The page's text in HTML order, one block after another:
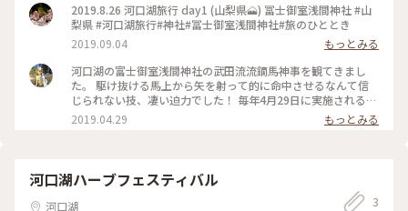
2019.8.26 河口湖旅行 day1 (山梨県🗻) 冨士御室浅間神社 #山
梨県 #河口湖旅行#神社#冨士御室浅間神社#旅のひととき
2019.09.04
もっとみる
河口湖の富士御室浅間神社の武田流流鏑馬神事を観てきまし
た。 駆け抜ける馬上から矢を射って的に命中させるなんて信
じられない技、凄い迫力でした！ 毎年4月29日に実施されるそ
うです。 #河口湖#富士御室浅間神社#流鏑馬#イベント#お祭り
#馬###
2019.04.29 もっとみる
河口湖ハーブフェスティバル
河口湖
3